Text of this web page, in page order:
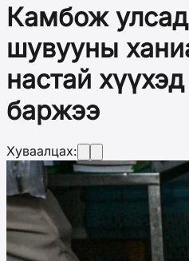
Камбож
шувууны
настай
баржээ
Хуваалцах: